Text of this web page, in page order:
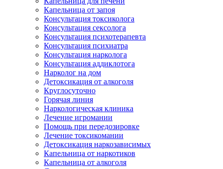
Капельница от запоя
Консультация токсиколога
Консультация сексолога
Консультация психотерапевта
Консультация психиатра
Консультация нарколога
Консультация аддиклотога
Нарколог на дом
Детоксикация от алкоголя
Круглосуточно
Горячая линия
Наркологическая клиника
Лечение игромании
Помощь при передозировке
Лечение токсикомании
Детоксикация наркозависимых
Капельница от наркотиков
Капельница от алкоголя